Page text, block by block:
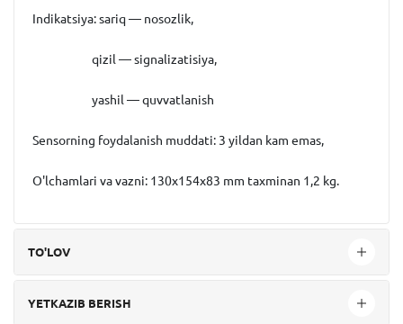
Indikatsiya:sariq — nosozlik,
qizil — signalizatisiya,
yashil — quvvatlanish
Sensorning foydalanish muddati: 3 yildan kam emas,
O'lchamlari va vazni: 130x154x83 mm taxminan 1,2 kg.
TO'LOV
YETKAZIB BERISH